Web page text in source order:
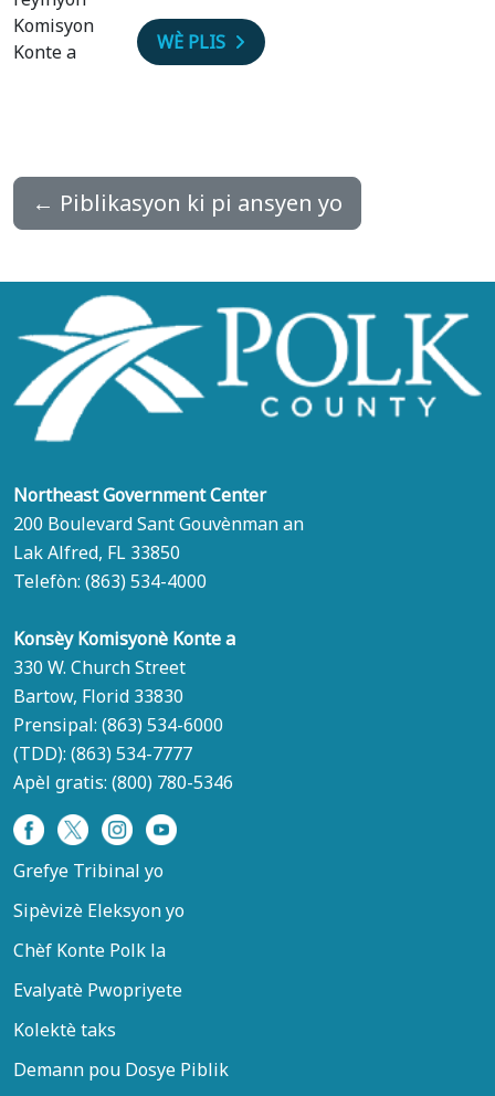
WÈ PLIS
← Piblikasyon ki pi ansyen yo
Northeast Government Center
200 Boulevard Sant Gouvènman an
Lak Alfred, FL 33850
Telefòn: (863) 534-4000
Konsèy Komisyonè Konte a
330 W. Church Street
Bartow, Florid 33830
Prensipal: (863) 534-6000
(TDD): (863) 534-7777
Apèl gratis: (800) 780-5346
Grefye Tribinal yo
Sipèvizè Eleksyon yo
Chèf Konte Polk la
Evalyatè Pwopriyete
Kolektè taks
Demann pou Dosye Piblik